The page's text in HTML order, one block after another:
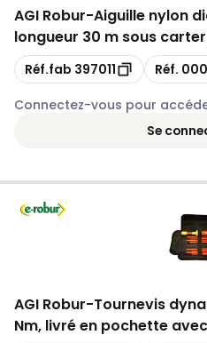
AGI Robur-Aiguille nylon
longueur 30 m sous
Copie
Réf.fab 397011 Copie
Réf.
Connectez-vous pour
Se
AGI Robur-Tournevis
Nm, livré en pochette